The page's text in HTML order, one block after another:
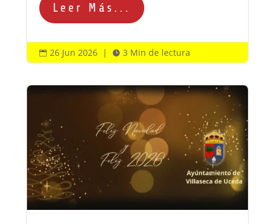
Leer Más...
 26 Jun 2026 |  3 Min de lectura